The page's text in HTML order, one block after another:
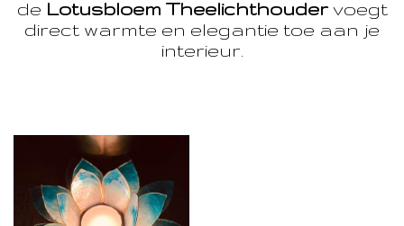
de Lotusbloem Theelichthoudervoegt
direct warmte en elegantie toe aan je
interieur.